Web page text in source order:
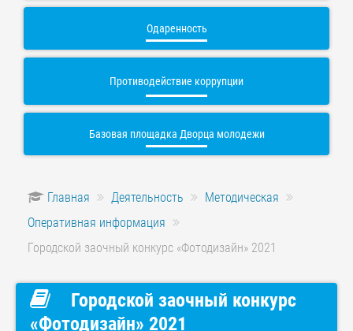
Одаренность
Противодействие коррупции
Базовая площадка Дворца молодежи
Главная Деятельность
Методическая
Оперативная информация
Городской заочный конкурс «Фотодизайн» 2021
Городской заочный конкурс
«Фотодизайн» 2021